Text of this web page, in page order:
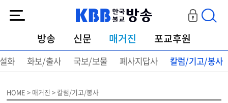
방송 신문 매거진 포교후원
화 화보/출사 국보/보물 폐사지답사 칼럼/기고/봉사
HOME > 매거진 > 칼럼/기고/봉사